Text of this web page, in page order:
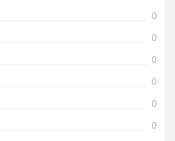
0
0
0
0
0
0